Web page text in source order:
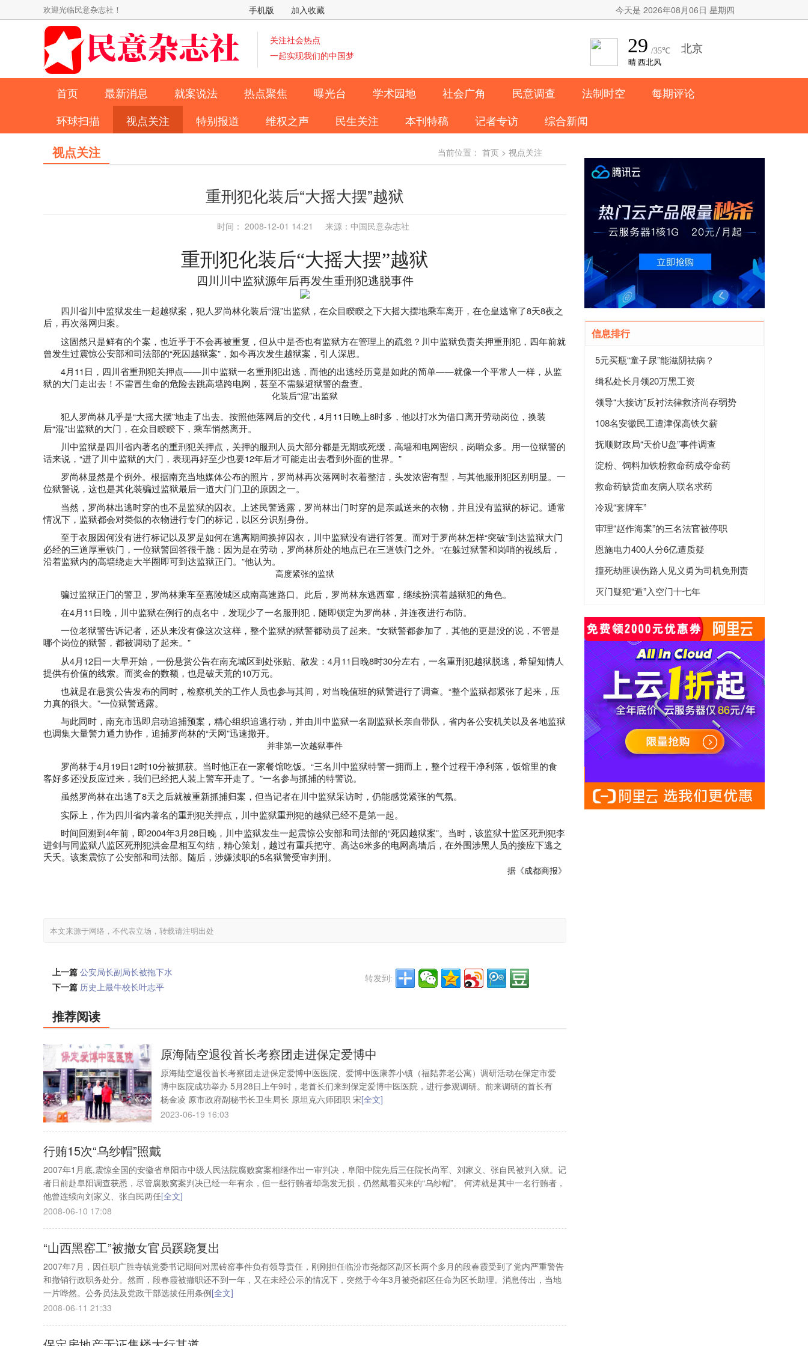
欢迎光临民意杂志社！ 手机版 加入收藏 今天是 2026年08月06日 星期四
关注社会热点
一起实现我们的中国梦
首页 最新消息 就案说法 热点聚焦 曝光台 学术园地 社会广角 民意调查 法制时空
每期评论
环球扫描
视点关注 特别报道 维权之声 民生关注 本刊特稿 记者专访 综合新闻
视点关注 当前位置： 首页 > 视点关注
重刑犯化装后“大摇大摆”越狱
时间： 2008-12-01 14:21 来源：中国民意杂志社
重刑犯化装后“大摇大摆”越狱
四川川中监狱源年后再发生重刑犯逃脱事件
四川省川中监狱发生一起越狱案，犯人罗尚林化装后“混”出监狱，在众目睽睽之下大摇大摆地乘车离开，在仓皇逃窜了8天8夜之
后，再次落网归案。
这固然只是鲜有的个案，也近乎于不会再被重复，但从中是否也有监狱方在管理上的疏忽？川中监狱负责关押重刑犯，四年前就
曾发生过震惊公安部和司法部的“死囚越狱案”，如今再次发生越狱案，引人深思。
4月11 日 ，四川省重刑犯关押点——川中监狱一名重刑犯出逃，而他的出逃经历竟是如此的简单——就像一个平常人一样，从监
狱的大门走出去！不需冒生命的危险去跳高墙跨电网，甚至不需躲避狱警的盘查。
化装后“混”出监狱
犯人罗尚林几乎是“大摇大摆”地走了出去。按照他落网后的交代，4月11 日晚上8时多，他以打水为借口离开劳动岗位，换装
后“混”出监狱的大门，在众目睽睽下，乘车悄然离开。
川中监狱是四川省内著名的重刑犯关押点，关押的服刑人员大部分都是无期或死缓，高墙和电网密织，岗哨众多。用一位狱警的
话来说，“进了川中监狱的大门，表现再好至少也要12年后才可能走出去看到外面的世界。”
罗尚林显然是个例外。根据南充当地媒体公布的照片，罗尚林再次落网时衣着整洁，头发浓密有型，与其他服刑犯区别明显。一
位狱警说，这也是其化装骗过监狱最后一道大门门卫的原因之一。
当然，罗尚林出逃时穿的也不是监狱的囚衣。上述民警透露，罗尚林出门时穿的是亲戚送来的衣物，并且没有监狱的标记。通常
情况下，监狱都会对类似的衣物进行专门的标记，以区分识别身份。
至于衣服因何没有进行标记以及罗是如何在逃离期间换掉囚衣，川中监狱没有进行答复。而对于罗尚林怎样“突破”到达监狱大门
必经的三道厚重铁门，一位狱警回答很干脆：因为是在劳动，罗尚林所处的地点已在三道铁门之外。“在躲过狱警和岗哨的视线后，
沿着监狱内的高墙绕走大半圈即可到达监狱正门。”他认为。
高度紧张的监狱
骗过监狱正门的警卫，罗尚林乘车至嘉陵城区成南高速路口。此后，罗尚林东逃西窜，继续扮演着越狱犯的角色。
在4月11 日晚 ，川中监狱在例行的点名中，发现少了一名服刑犯，随即锁定为罗尚林，并连夜进行布防。
一位老狱警告诉记者，还从来没有像这次这样，整个监狱的狱警都动员了起来。“女狱警都参加了，其他的更是没的说，不管是
哪个岗位的狱警，都被调动了起来。”
从4月12日一大早开始，一份悬赏公告在南充城区到处张贴、散发：4月11 日晚8时30分左右，一名重刑犯越狱脱逃，希望知情人
提供有价值的线索。而奖金的数额，也是破天荒的10万元。
也就是在悬赏公告发布的同时，检察机关的工作人员也参与其间，对当晚值班的狱警进行了调查。“整个监狱都紧张了起来，压
力真的很大。”一位狱警透露。
与此同时，南充市迅即启动追捕预案，精心组织追逃行动，并由川中监狱一名副监狱长亲自带队，省内各公安机关以及各地监狱
也调集大量警力通力协作，追捕罗尚林的“天网”迅速撒开。
并非第一次越狱事件
罗尚林于4月19日12时10分被抓获。当时他正在一家餐馆吃饭。“三名川中监狱特警一拥而上，整个过程干净利落，饭馆里的食
客好多还没反应过来，我们已经把人装上警车开走了。”一名参与抓捕的特警说。
虽然罗尚林在出逃了8天之后就被重新抓捕归案，但当记者在川中监狱采访时，仍能感觉紧张的气氛。
实际上，作为四川省内著名的重刑犯关押点，川中监狱重刑犯的越狱已经不是第一起。
时间回溯到4年前，即2004年3月28日晚 ，川中监狱发生一起震惊公安部和司法部的“死囚越狱案”。当时，该监狱十监区死刑犯李
进剑与同监狱八监区死刑犯洪金星相互勾结，精心策划，越过有重兵把守、高达6米多的电网高墙后，在外围涉黑人员的接应下逃之
夭夭。该案震惊了公安部和司法部。随后，涉嫌渎职的5名狱警受审判刑。
据 《成都商报》
本文来源于网络，不代表立场，转载请注明出处
上一篇 公安局长副局长被拖下水
下一篇 历史上最牛校长叶志平
转发到:
推荐阅读
原海陆空退役首长考察团走进保定爱博中
原海陆空退役首长考察团走进保定爱博中医医院、爱博中医康养小镇（福夡养老公寓）调研活动在保定市爱
博中医院成功举办 5月28日上午9时，老首长们来到保定爱博中医医院，进行参观调研。前来调研的首长有
杨金凌 原市政府副秘书长卫生局长 原坦克六师团职 宋[全文]
2023-06-19 16:03
行贿15次“乌纱帽”照戴
2007年1月底,震惊全国的安徽省阜阳市中级人民法院腐败窝案相继作出一审判决，阜阳中院先后三任院长尚军、刘家义、张自民被判入狱。记
者日前赴阜阳调查获悉，尽管腐败窝案判决已经一年有余，但一些行贿者却毫发无损，仍然戴着买来的“乌纱帽”。 何涛就是其中一名行贿者，
他曾连续向刘家义、张自民两任[全文]
2008-06-10 17:08
“山西黑窑工”被撤女官员蹊跷复出
2007年7月，因任职广胜寺镇党委书记期间对黑砖窑事件负有领导责任，刚刚担任临汾市尧都区副区长两个多月的段春霞受到了党内严重警告
和撤销行政职务处分。然而，段春霞被撤职还不到一年，又在未经公示的情况下，突然于今年3月被尧都区任命为区长助理。消息传出，当地
一片哗然。公务员法及党政干部选拔任用条例[全文]
2008-06-11 21:33
信息排行
5元买瓶“童子尿”能滋阴祛病？
缉私处长月领20万黑工资
领导“大接访”反衬法律救济尚存弱势
108名安徽民工遭津保高铁欠薪
抚顺财政局“天价U盘”事件调查
淀粉、饲料加铁粉救命药成夺命药
救命药缺货血友病人联名求药
冷观“套牌车”
审理“赵作海案”的三名法官被停职
恩施电力400人分6亿遭质疑
撞死劫匪误伤路人见义勇为司机免刑责
灭门疑犯“遁”入空门十七年